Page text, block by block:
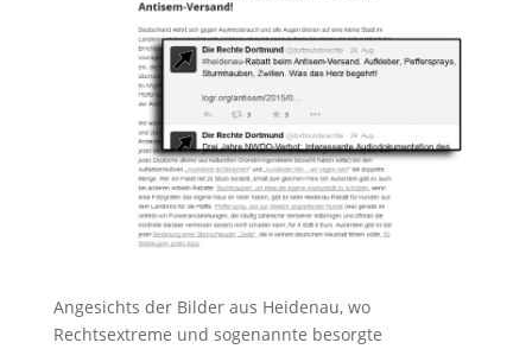
Angesichts der Bilder aus Heidenau, wo
Rechtsextreme und sogenannte besorgte